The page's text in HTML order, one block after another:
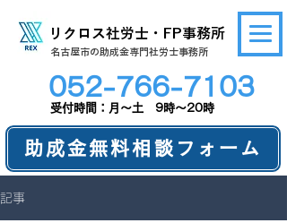
助成金無料相談フォーム
052-766-7103
​受付時間：月～土 9時～20時
リクロス社労士・FP事務所
​名古屋市の助成金専門社労士事務所
記事